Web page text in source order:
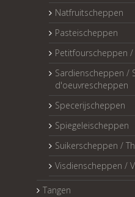
Natfruitscheppen
Pasteischeppen
Petitfourscheppen
Sardienscheppen /
d'oeuvrescheppen
Specerijscheppen
Spiegeleischeppen
Suikerscheppen /
Visdienscheppen /
Tangen